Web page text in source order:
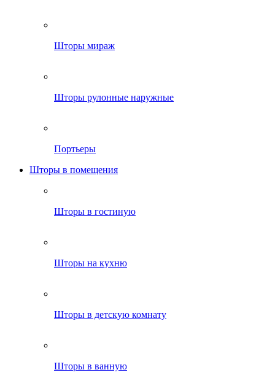
Шторы мираж
Шторы рулонные наружные
Портьеры
Шторы в помещения
Шторы в гостиную
Шторы на кухню
Шторы в детскую комнату
Шторы в ванную